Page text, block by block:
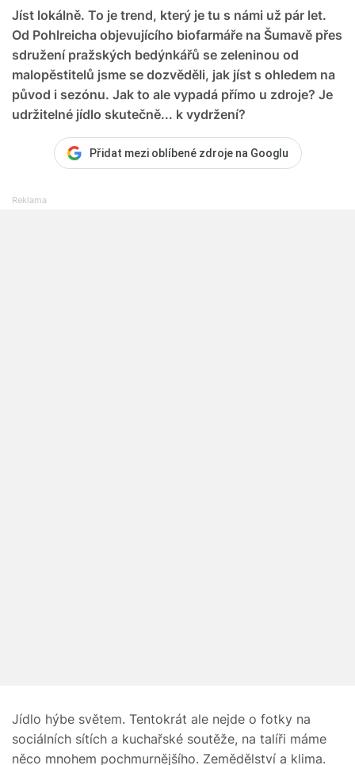
Jíst lokálně. To je trend, který je tu s námi už pár let.
Od Pohlreicha objevujícího biofarmáře na Šumavě přes
sdružení pražských bedýnkářů se zeleninou od
malopěstitelů jsme se dozvěděli, jak jíst s ohledem na
původ i sezónu. Jak to ale vypadá přímo u zdroje? Je
udržitelné jídlo skutečně... k vydržení?
Přidat mezi oblíbené zdroje na Googlu
Jídlo hýbe světem. Tentokrát ale nejde o fotky na
sociálních sítích a kuchařské soutěže, na talíři máme
něco mnohem pochmurnějšího. Zemědělství a klima.